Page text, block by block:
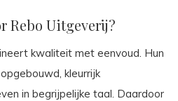
Rebo Uitgeverij?
kwaliteit met eenvoud. Hun
kleurrijk
in begrijpelijke taal. Daardoor